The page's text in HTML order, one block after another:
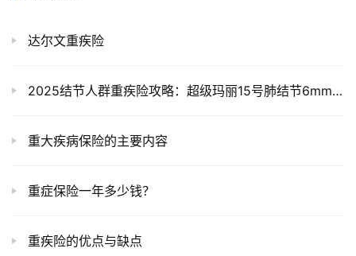
达尔文重疾险
2025结节人群重疾险攻略：超级玛丽15号肺结节6mm可标体，术后癌症再赔30%保额
重大疾病保险的主要内容
重症保险一年多少钱？
重疾险的优点与缺点